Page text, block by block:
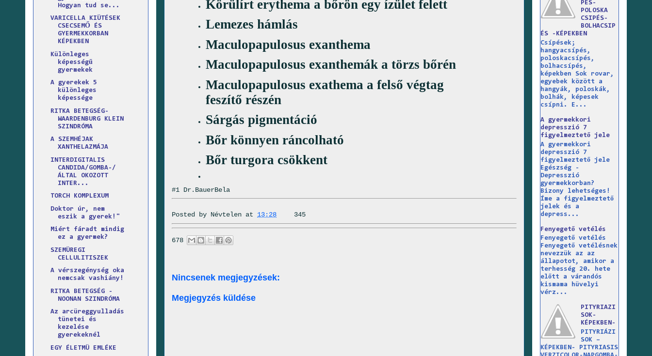
Körülírt erythema a bőrön egy ízület felett
Lemezes hámlás
Maculopapulosus exanthema
Maculopapulosus exanthemák a törzs bőrén
Maculopapulosus exathema a felső végtag
feszítő részén
Sárgás pigmentáció
Bőr könnyen ráncolható
Bőr turgora csökkent
#1 Dr.BauerBela
Posted by Névtelen at 13:28 345
678
Nincsenek megjegyzések:
Megjegyzés küldése
Hogyan tud se...
VARICELLA KIÜTÉSEK
CSECSEMŐ ÉS
GYERMEKKORBAN
KÉPEKBEN
Különleges
képességű
gyermekek
A gyerekek 5
különleges
képessége
RITKA BETEGSÉG-
WAARDENBURG KLEIN
SZINDRÓMA
A SZEMHÉJAK
XANTHELAZMÁJA
INTERDIGITALIS
CANDIDA/GOMBA-/
ÁLTAL OKOZOTT
INTER...
TORCH KOMPLEXUM
Doktor úr, nem
eszik a gyerek!"
Miért fáradt mindig
ez a gyermek?
SZEMÜREGI
CELLULITISZEK
A vérszegénység oka
nemcsak vashiány!
RITKA BETEGSÉG -
NOONAN SZINDRÓMA
Az arcüreggyulladás
tünetei és
kezelése
gyerekeknél
EGY ÉLETMÜ EMLÉKE
PÉS-
POLOSKA
CSIPÉS-
BOLHACSIP
ÉS -KÉPEKBEN
Csípések;
hangyacsípés,
poloskacsípés,
bolhacsípés,
képekben Sok rovar,
egyebek között a
hangyák, poloskák,
bolhák, képesek
csípni. E...
A gyermekkori
depresszió 7
figyelmeztető jele
A gyermekkori
depresszió 7
figyelmeztető jele
Egészség -
Depresszió
gyermekkorban?
Bizony lehetséges!
Íme a figyelmeztető
jelek és a
depress...
Fenyegető vetélés
Fenyegető vetélés
Fenyegető vetélésnek
nevezzük az az
állapotot, amikor a
terhesség 20. hete
előtt a várandós
kismama hüvelyi
vérz...
PITYRIAZI
SOK-
KÉPEKBEN-
PITYRIÁZI
SOK –
KÉPEKBEN- PITYRIASIS